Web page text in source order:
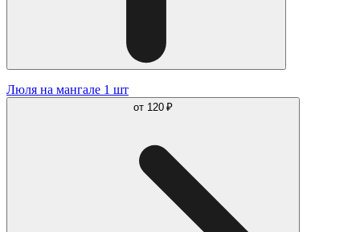
Люля на мангале 1 шт
от 120 ₽